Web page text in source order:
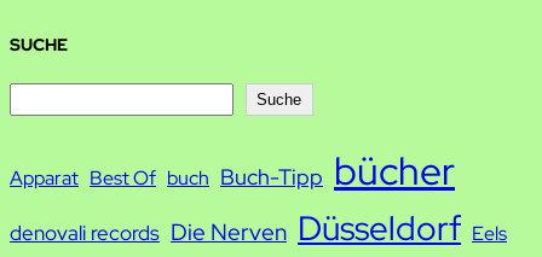
SUCHE
c
Suche
Apparat Best Of buch Buch-Tipp bücher
denovali records Die Nerven Düsseldorf Eels